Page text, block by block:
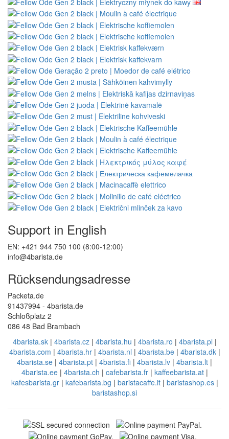
Support in English
EN: +421 944 750 100 (8:00-12:00)
info@4barista.de
Rücksendungsadresse
Packeta.de
91437994 - 4barista.de
Schloßplatz 2
086 48 Bad Brambach
4barista.sk| 4barista.cz| 4barista.hu | 4barista.ro | 4barista.pl |
4barista.com | 4barista.hr| 4barista.nl | 4barista.be| 4barista.dk|
4barista.se | 4barista.pt | 4barista.fi | 4barista.lv | 4barista.lt |
4barista.ee| 4barista.ch | cafebarista.fr| kaffeebarista.at|
kafesbarista.gr| kafebarista.bg | baristacaffe.it| baristashop.es|
baristashop.si